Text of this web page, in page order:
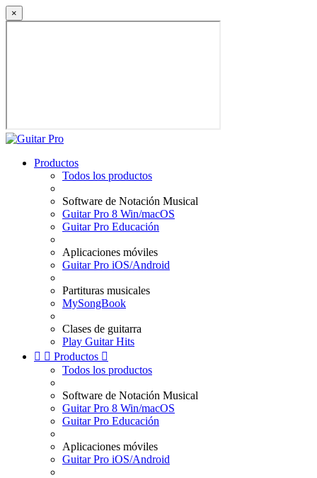
×
Productos
Todos los productos
Software de Notación Musical
Guitar Pro 8 Win/macOS
Guitar Pro Educación
Aplicaciones móviles
Guitar Pro iOS/Android
Partituras musicales
MySongBook
Clases de guitarra
Play Guitar Hits
  Productos 
Todos los productos
Software de Notación Musical
Guitar Pro 8 Win/macOS
Guitar Pro Educación
Aplicaciones móviles
Guitar Pro iOS/Android